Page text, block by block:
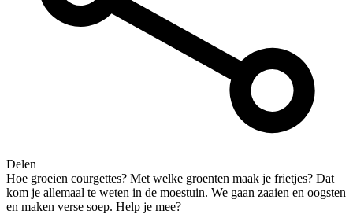
Delen
Hoe groeien courgettes? Met welke groenten maak je frietjes? Dat
kom je allemaal te weten in de moestuin. We gaan zaaien en oogsten
en maken verse soep. Help je mee?